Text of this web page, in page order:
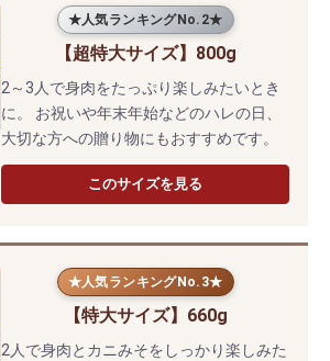
★人気ランキングNo.2★
【超特大サイズ】800g
2～3人で身肉をたっぷり楽しみたいとき
に。 お祝いや年末年始などのハレの日、
大切な方への贈り物にもおすすめです。
このサイズを見る
★人気ランキングNo.3★
【特大サイズ】660g
2人で身肉とカニみそをしっかり楽しみた